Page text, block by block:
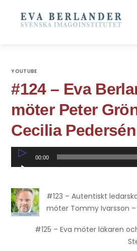
YOUTUBE
#124 – Eva
möter Peter
Cecilia Pedersén
Ljudspelare
00:00
#123 – Autentiskt
möter Tommy Ivarsson
#125 – Eva möter läkaren